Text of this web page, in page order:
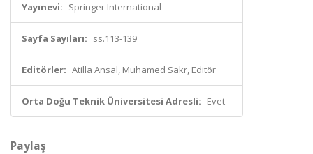
Yayınevi: Springer International
Sayfa Sayıları: ss.113-139
Editörler: Atilla Ansal, Muhamed Sakr, Editör
Orta Doğu Teknik Üniversitesi Adresli: Evet
Paylaş